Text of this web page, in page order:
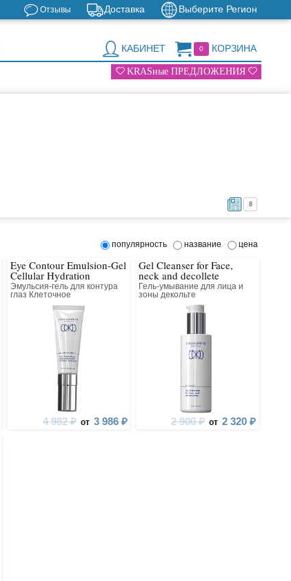
Выберите Регион
Доставка
Отзывы
0 КОРЗИНА
КАБИНЕТ
KRASные ПРЕДЛОЖЕНИЯ
8
популярность название цена
Eye Contour Emulsion-Gel
Cellular Hydration
Эмульсия-гель для контура
глаз Клеточное
восстановление
4 982 ₽ от 3 986 ₽
Gel Cleanser for Face,
neck and decollete
Гель-умывание для лица и
зоны декольте
2 900 ₽ от 2 320 ₽